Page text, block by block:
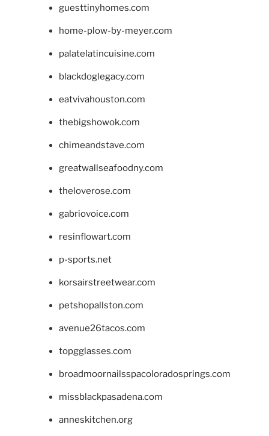
guesttinyhomes.com
home-plow-by-meyer.com
palatelatincuisine.com
blackdoglegacy.com
eatvivahouston.com
thebigshowok.com
chimeandstave.com
greatwallseafoodny.com
theloverose.com
gabriovoice.com
resinflowart.com
p-sports.net
korsairstreetwear.com
petshopallston.com
avenue26tacos.com
topgglasses.com
broadmoornailsspacoloradosprings.com
missblackpasadena.com
anneskitchen.org